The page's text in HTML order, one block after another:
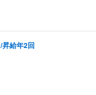
昇給年2回